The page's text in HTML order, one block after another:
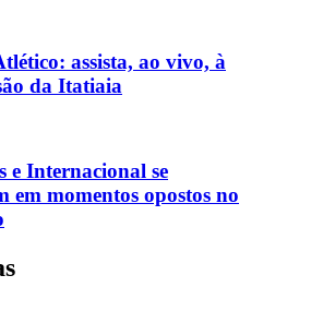
assista, ao vivo, à
da Itatiaia
e Internacional se
em momentos opostos no